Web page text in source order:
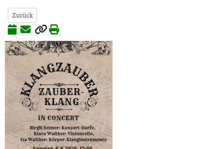
Zurück